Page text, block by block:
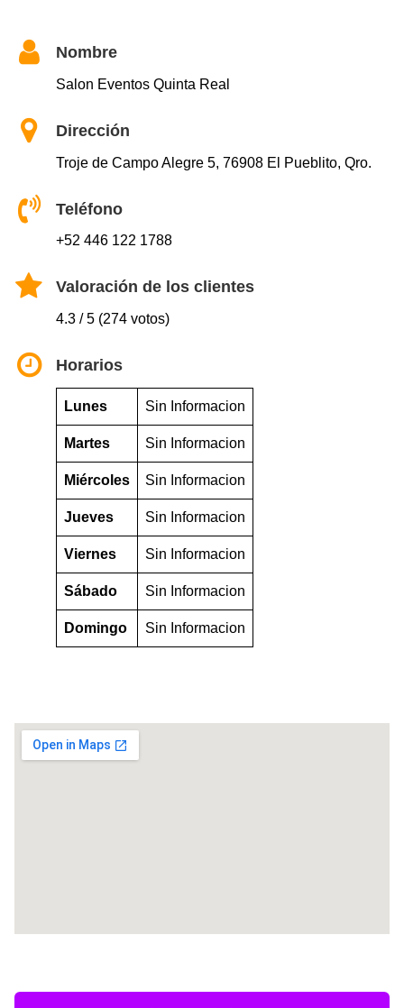
Nombre
Salon Eventos Quinta Real
Dirección
Troje de Campo Alegre 5, 76908 El Pueblito, Qro.
Teléfono
+52 446 122 1788
Valoración de los clientes
4.3 / 5 (274 votos)
Horarios
Lunes Sin Informacion
Martes Sin Informacion
Miércoles Sin Informacion
Jueves Sin Informacion
Viernes Sin Informacion
Sábado Sin Informacion
Domingo Sin Informacion